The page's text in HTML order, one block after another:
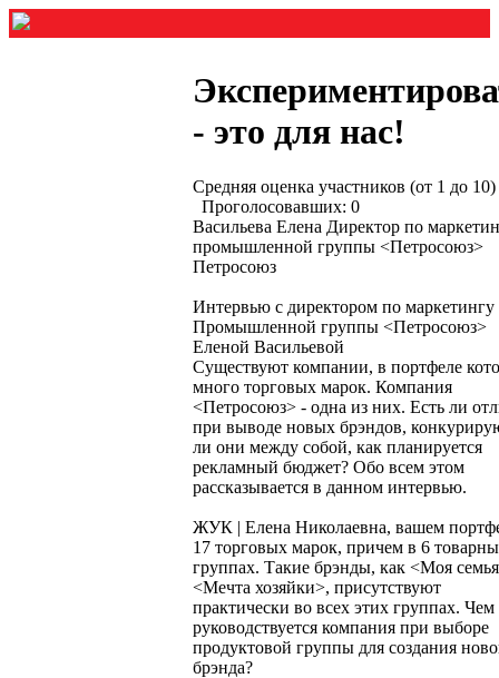
- это для нас!
Средняя оценка участников (от 1 до
Проголосовавших: 0
Васильева Елена Директор по
промышленной группы <Петросоюз>
Петросоюз
Интервью с директором по маркетингу
Промышленной группы <Петросоюз>
Еленой Васильевой
Существуют компании, в портфеле
много торговых марок. Компания
<Петросоюз> - одна из них. Есть ли
при выводе новых брэндов,
ли они между собой, как планируется
рекламный бюджет? Обо всем этом
рассказывается в данном интервью.
ЖУК | Елена Николаевна, вашем
17 торговых марок, причем в 6
группах. Такие брэнды, как <Моя
<Мечта хозяйки>, присутствуют
практически во всех этих группах. Чем
руководствуется компания при выборе
продуктовой группы для создания
брэнда?